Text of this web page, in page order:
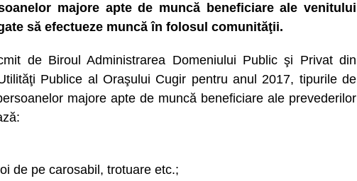
majore apte de muncă beneficiare ale venitului
să efectueze muncă în folosul comunităţii.
de Biroul Administrarea Domeniului Public şi Privat din
Publice al Oraşului Cugir pentru anul 2017, tipurile de
majore apte de muncă beneficiare ale prevederilor
de pe carosabil, trotuare etc.;